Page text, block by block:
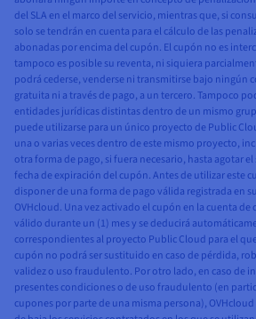
del SLA en el marco del servicio, mientras que, si
solo se tendrán en cuenta para el cálculo de las
abonadas por encima del cupón. El cupón no es
tampoco es posible su reventa, ni siquiera
podrá cederse, venderse ni transmitirse bajo ningún
gratuita ni a través de pago, a un tercero. Tampoco
entidades jurídicas distintas dentro de un mismo
puede utilizarse para un único proyecto de Public
una o varias veces dentro de este mismo proyecto,
otra forma de pago, si fuera necesario, hasta agotar
fecha de expiración del cupón. Antes de utilizar este
disponer de una forma de pago válida registrada en
OVHcloud. Una vez activado el cupón en la cuenta de
válido durante un (1) mes y se deducirá
correspondientes al proyecto Public Cloud para el
cupón no podrá ser sustituido en caso de pérdida,
validez o uso fraudulento. Por otro lado, en caso de
presentes condiciones o de uso fraudulento (en
cupones por parte de una misma persona),